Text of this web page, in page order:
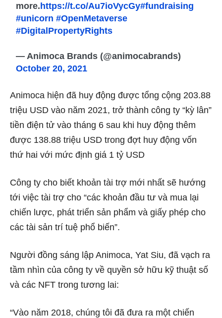
more.https://t.co/Au7ioVycGy#fundraising
#unicorn #OpenMetaverse
#DigitalPropertyRights
— Animoca Brands (@animocabrands)
October 20, 2021
Animoca hiện đã huy động được tổng cộng 203.88
triệu USD vào năm 2021, trở thành công ty “kỳ lân”
tiền điện tử vào tháng 6 sau khi huy động thêm
được 138.88 triệu USD trong đợt huy động vốn
thứ hai với mức định giá 1 tỷ USD
Công ty cho biết khoản tài trợ mới nhất sẽ hướng
tới việc tài trợ cho “các khoản đầu tư và mua lại
chiến lược, phát triển sản phẩm và giấy phép cho
các tài sản trí tuệ phổ biến”.
Người đồng sáng lập Animoca, Yat Siu, đã vạch ra
tầm nhìn của công ty về quyền sở hữu kỹ thuật số
và các NFT trong tương lai:
“Vào năm 2018, chúng tôi đã đưa ra một chiến